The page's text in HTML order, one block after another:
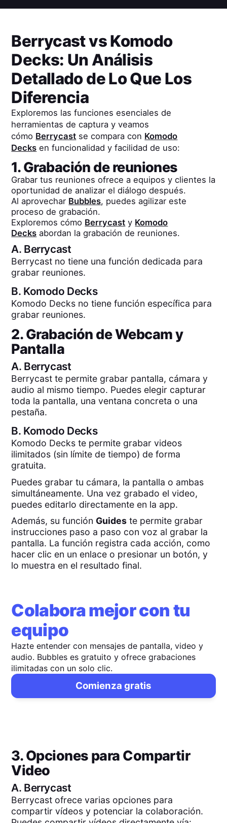
BerrycastvsKomodo
Decks: Un Análisis
Detallado de Lo Que Los
Diferencia
Exploremos las funciones esenciales de
herramientas de captura y veamos
cómo Berrycast se compara con Komodo
Decks en funcionalidad y facilidad de uso:
1. Grabación de reuniones
Grabar tus reuniones ofrece a equipos y clientes la
oportunidad de analizar el diálogo después.
Al aprovechar Bubbles, puedes agilizar este
proceso de grabación.
Exploremos cómo Berrycast y Komodo
Decks abordan la grabación de reuniones.
A. Berrycast
Berrycast no tiene una función dedicada para
grabar reuniones.
B. Komodo Decks
Komodo Decks no tiene función específica para
grabar reuniones.
2. Grabación de Webcam y
Pantalla
A. Berrycast
Berrycast te permite grabar pantalla, cámara y
audio al mismo tiempo. Puedes elegir capturar
toda la pantalla, una ventana concreta o una
pestaña.
B. Komodo Decks
Komodo Decks te permite grabar videos
ilimitados (sin límite de tiempo) de forma
gratuita.
Puedes grabar tu cámara, la pantalla o ambas
simultáneamente. Una vez grabado el video,
puedes editarlo directamente en la app.
Además, su función Guides te permite grabar
instrucciones paso a paso con voz al grabar la
pantalla. La función registra cada acción, como
hacer clic en un enlace o presionar un botón, y
lo muestra en el resultado final.
Colabora mejor con tu
equipo
Hazte entender con mensajes de pantalla, video y
audio. Bubbles es gratuito y ofrece grabaciones
ilimitadas con un solo clic.
Comienza gratis
3. Opciones para Compartir
Video
A. Berrycast
Berrycast ofrece varias opciones para
compartir vídeos y potenciar la colaboración.